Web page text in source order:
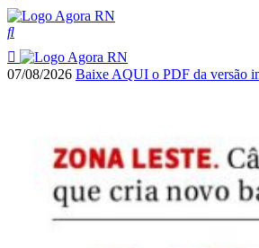
07/08/2026 Baixe AQUI o PDF da versão